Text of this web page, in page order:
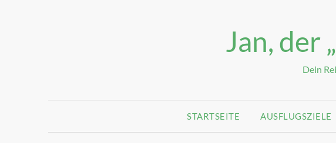
Jan, der
Dein
STARTSEITE AUSFLUGSZIELE